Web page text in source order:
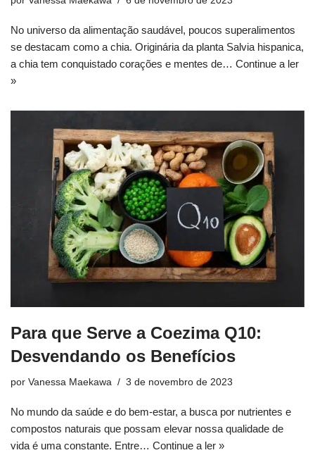
No universo da alimentação saudável, poucos superalimentos
se destacam como a chia. Originária da planta Salvia hispanica,
a chia tem conquistado corações e mentes de… Continue a ler
»
Para que Serve a Coezima Q10:
Desvendando os Benefícios
por Vanessa Maekawa 3 de novembro de 2023
No mundo da saúde e do bem-estar, a busca por nutrientes e
compostos naturais que possam elevar nossa qualidade de
vida é uma constante. Entre… Continue a ler »